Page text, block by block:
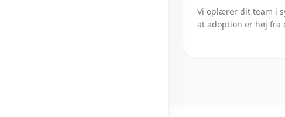
Vi oplærer dit team i
at adoption er høj fra